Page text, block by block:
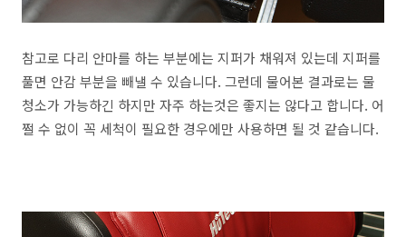
참고로 다리 안마를 하는 부분에는 지퍼가 채워져 있는데 지퍼를
풀면 안감 부분을 빼낼 수 있습니다. 그런데 물어본 결과로는 물
청소가 가능하긴 하지만 자주 하는것은 좋지는 않다고 합니다. 어
쩔 수 없이 꼭 세척이 필요한 경우에만 사용하면 될 것 같습니다.